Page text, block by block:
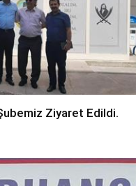
Ziyaret Edildi.